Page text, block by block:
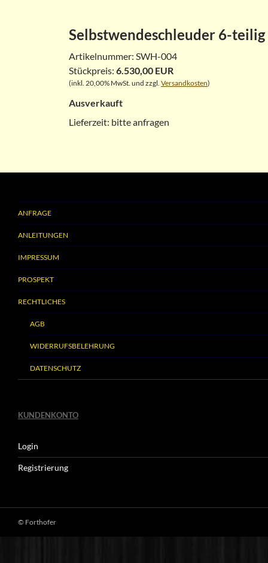
Selbstwendeschleuder 6-
Artikelnummer: SWH-004
Stückpreis: 6.530,00 EUR
(inkl. 20,00% MwSt. und zzgl. Versandkosten)
Ausverkauft
Lieferzeit: bitte anfragen
ANFRAGE
ANLEITUNGEN
IMPRESSUM
PROSPEKT
RECHTLICHES
AGB
WIDERRUFSBELEHRUNG
DATENSCHUTZ
KUNDENKONTO
Login
Registrierung
© Forthofer